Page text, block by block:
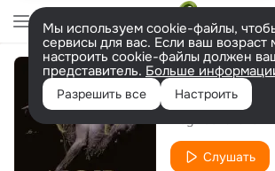
Мы используем cookie-файлы,
сервисы для вас. Если ваш возраст
настроить cookie-файлы должен
представитель. Больше
Разрешить все Настроить
Find
Слушать